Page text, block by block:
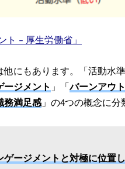
ト – 厚生労働省」
にもあります。「活動水
ージメント 」「バーンアウ
務満足感」の4つの概念に分
ゲージメントと対極に位置